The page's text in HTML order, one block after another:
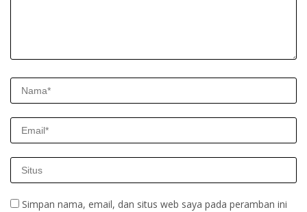
Simpan nama, email, dan situs web saya pada peramban ini